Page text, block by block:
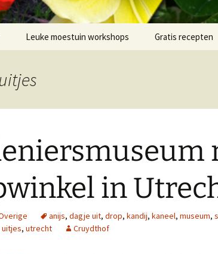
Leuke moestuin workshops Gratis recepten
in
anijs, dagje uit, drop, kandij, kaneel, museum,
uitjes, utrecht Cruydthof